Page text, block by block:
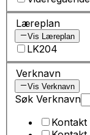
Læreplan
Vis Læreplan
LK204
Verknavn
Vis Verknavn
Søk Verknavn